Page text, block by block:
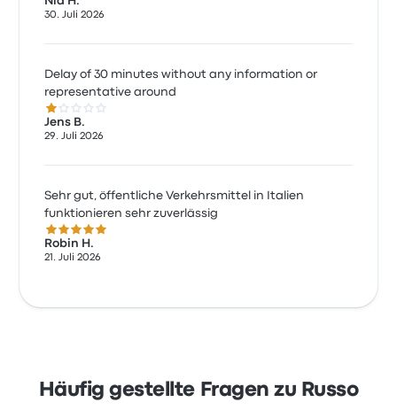
30. Juli 2026
Delay of 30 minutes without any information or
representative around
1.0 von 5 Sternen
Jens B.
29. Juli 2026
Sehr gut, öffentliche Verkehrsmittel in Italien
funktionieren sehr zuverlässig
5.0 von 5 Sternen
Robin H.
21. Juli 2026
Häufig gestellte Fragen zu Russo